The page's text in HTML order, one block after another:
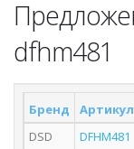
dfhm481
Бренд Артикул
DSD
DFHM481